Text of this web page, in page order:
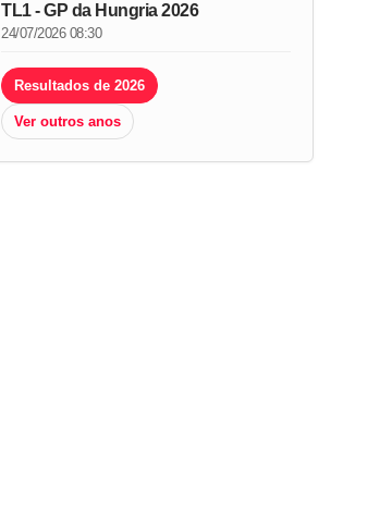
TL1 - GP da Hungria 2026
24/07/2026 08:30
Resultados de 2026
Ver outros anos